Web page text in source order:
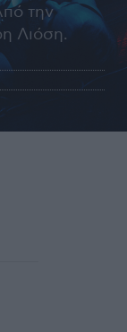
την
Λιόση.